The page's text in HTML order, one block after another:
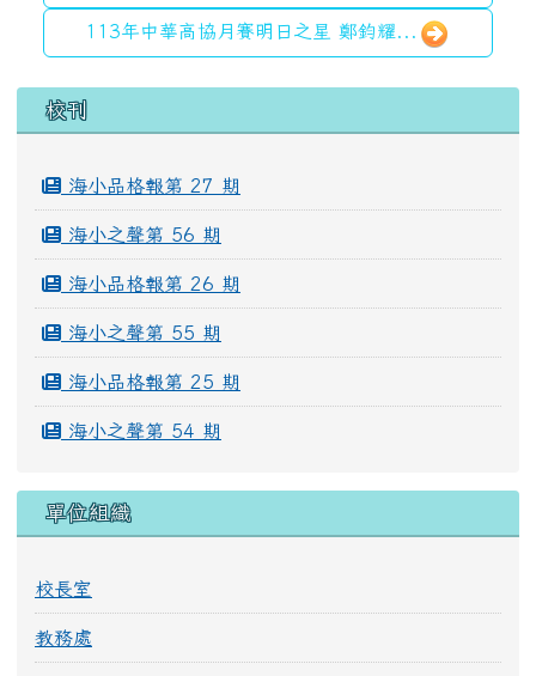
113年中華高協月賽明日之星 鄭鈞耀...
左邊區域內容
校刊
海小品格報第 27 期
海小之聲第 56 期
海小品格報第 26 期
海小之聲第 55 期
海小品格報第 25 期
海小之聲第 54 期
單位組織
校長室
教務處